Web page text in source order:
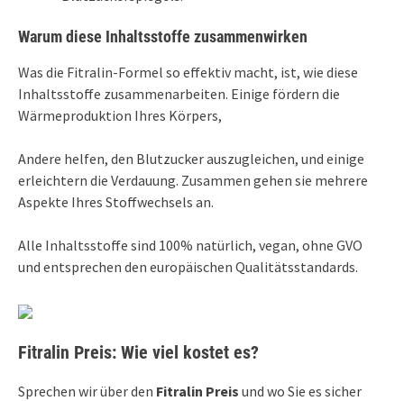
Warum diese Inhaltsstoffe zusammenwirken
Was die Fitralin-Formel so effektiv macht, ist, wie diese
Inhaltsstoffe zusammenarbeiten. Einige fördern die
Wärmeproduktion Ihres Körpers,
Andere helfen, den Blutzucker auszugleichen, und einige
erleichtern die Verdauung. Zusammen gehen sie mehrere
Aspekte Ihres Stoffwechsels an.
Alle Inhaltsstoffe sind 100% natürlich, vegan, ohne GVO
und entsprechen den europäischen Qualitätsstandards.
Fitralin Preis: Wie viel kostet es?
Sprechen wir über den Fitralin Preis und wo Sie es sicher